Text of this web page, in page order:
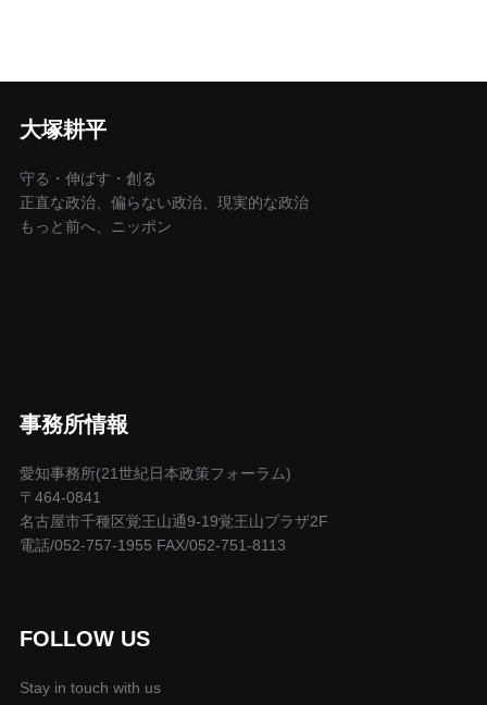
大塚耕平
守る・伸ばす・創る
正直な政治、偏らない政治、現実的な政治
もっと前へ、ニッポン
事務所情報
愛知事務所(21世紀日本政策フォーラム)
〒464-0841
名古屋市千種区覚王山通9-19覚王山プラザ2F
電話/052-757-1955 FAX/052-751-8113
FOLLOW US
Stay in touch with us